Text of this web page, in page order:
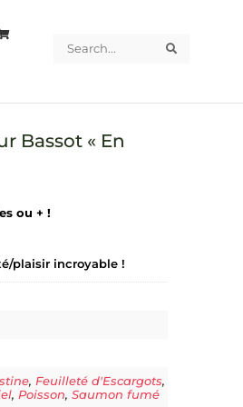
Bassot « En
ou + !
plaisir incroyable !
,Feuilleté d'Escargots,
,Poisson,Saumon fumé